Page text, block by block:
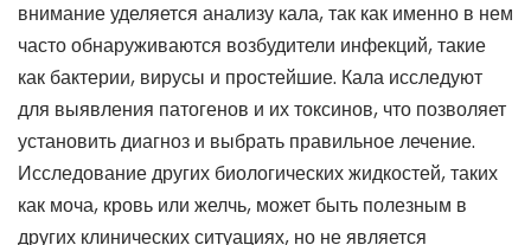
внимание уделяется анализу кала, так как именно в нем
часто обнаруживаются возбудители инфекций, такие
как бактерии, вирусы и простейшие. Кала исследуют
для выявления патогенов и их токсинов, что позволяет
установить диагноз и выбрать правильное лечение.
Исследование других биологических жидкостей, таких
как моча, кровь или желчь, может быть полезным в
других клинических ситуациях, но не является